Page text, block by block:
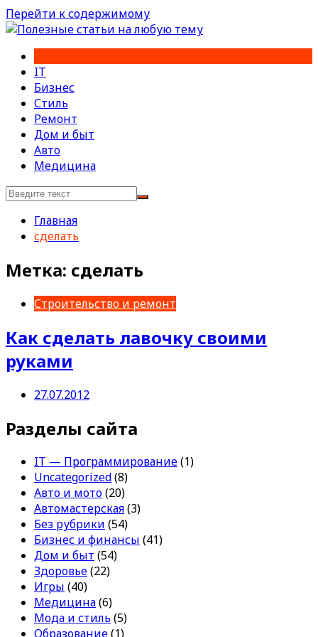
Перейти к содержимому
IT
Бизнес
Стиль
Ремонт
Дом и быт
Авто
Медицина
Главная
сделать
Метка: сделать
Строительство и ремонт
Как сделать лавочку своими
руками
27.07.2012
Разделы сайта
IT — Программирование(1)
Uncategorized(8)
Авто и мото(20)
Автомастерская(3)
Без рубрики (54)
Бизнес и финансы (41)
Дом и быт (54)
Здоровье(22)
Игры (40)
Медицина(6)
Мода и стиль (5)
Образование(1)